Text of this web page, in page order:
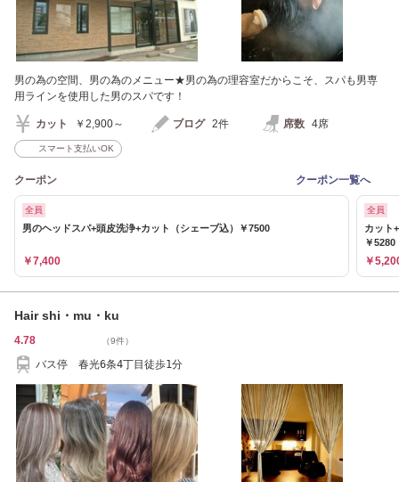
男の為の空間、男の為のメニュー★男の為の理容室だからこそ、スパも男専
用ラインを使用した男のスパです！
カット ￥2,900～ ブログ 2件 席数 4席
スマート支払いOK
クーポン クーポン一覧へ
全員
男のヘッドスパ+頭皮洗浄+カット（シェーブ込）￥7500
￥7,400
全員
カット
￥5280
￥
Hair shi・mu・ku
4.78 （9件）
バス停 春光6条4丁目徒歩1分